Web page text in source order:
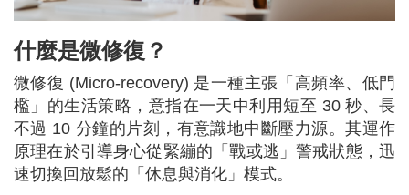
什麼是微修復？
微修復 (Micro-recovery) 是一種主張「高頻率、低門
檻」的生活策略，意指在一天中利用短至 30 秒、長
不過 10 分鐘的片刻，有意識地中斷壓力源。其運作
原理在於引導身心從緊繃的「戰或逃」警戒狀態，迅
速切換回放鬆的「休息與消化」模式。